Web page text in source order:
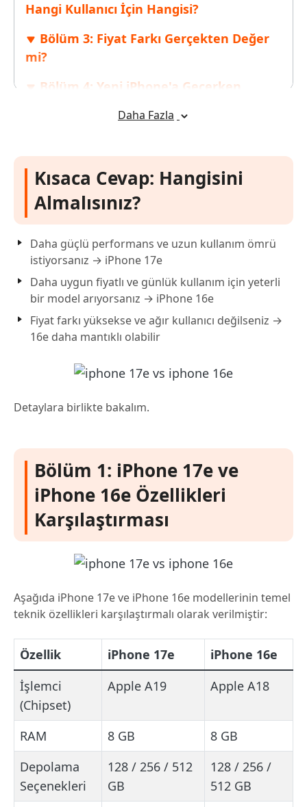
Hangi Kullanıcı İçin Hangisi?
Bölüm 3: Fiyat Farkı Gerçekten Değer
mi?
Bölüm 4: Yeni iPhone'a Geçerken
Daha Fazla
Kısaca Cevap: Hangisini
Almalısınız?
Daha güçlü performans ve uzun kullanım ömrü
istiyorsanız → iPhone 17e
Daha uygun fiyatlı ve günlük kullanım için yeterli
bir model arıyorsanız → iPhone 16e
Fiyat farkı yüksekse ve ağır kullanıcı değilseniz →
16e daha mantıklı olabilir
Detaylara birlikte bakalım.
Bölüm 1: iPhone 17e ve
iPhone 16e Özellikleri
Karşılaştırması
Aşağıda iPhone 17e ve iPhone 16e modellerinin temel
teknik özellikleri karşılaştırmalı olarak verilmiştir:
Özellik iPhone 17e
iPhone 16e
İşlemci
(Chipset)
Apple A19 Apple A18
RAM 8 GB
8 GB
Depolama
Seçenekleri
128 / 256 / 512
GB
128 / 256 /
512 GB